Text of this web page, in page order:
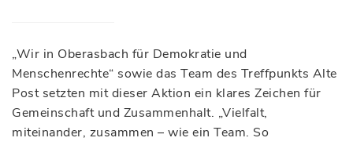
„Wir in Oberasbach für Demokratie und
Menschenrechte“ sowie das Team des Treffpunkts Alte
Post setzten mit dieser Aktion ein klares Zeichen für
Gemeinschaft und Zusammenhalt. „Vielfalt,
miteinander, zusammen – wie ein Team. So